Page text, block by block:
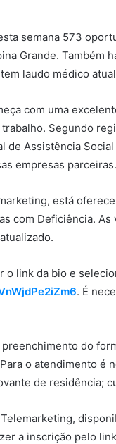
semana 573
Grande. Também
laudo médico
com uma
Segundo
de Assistência
empresas parceiras.
está
com Deficiência.
o link da bio e
. É
do
o atendimento é
de residência;
a inscrição pelo